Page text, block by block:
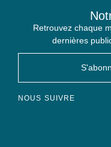
Retrouvez chaque
dernières
NOUS SUIVRE